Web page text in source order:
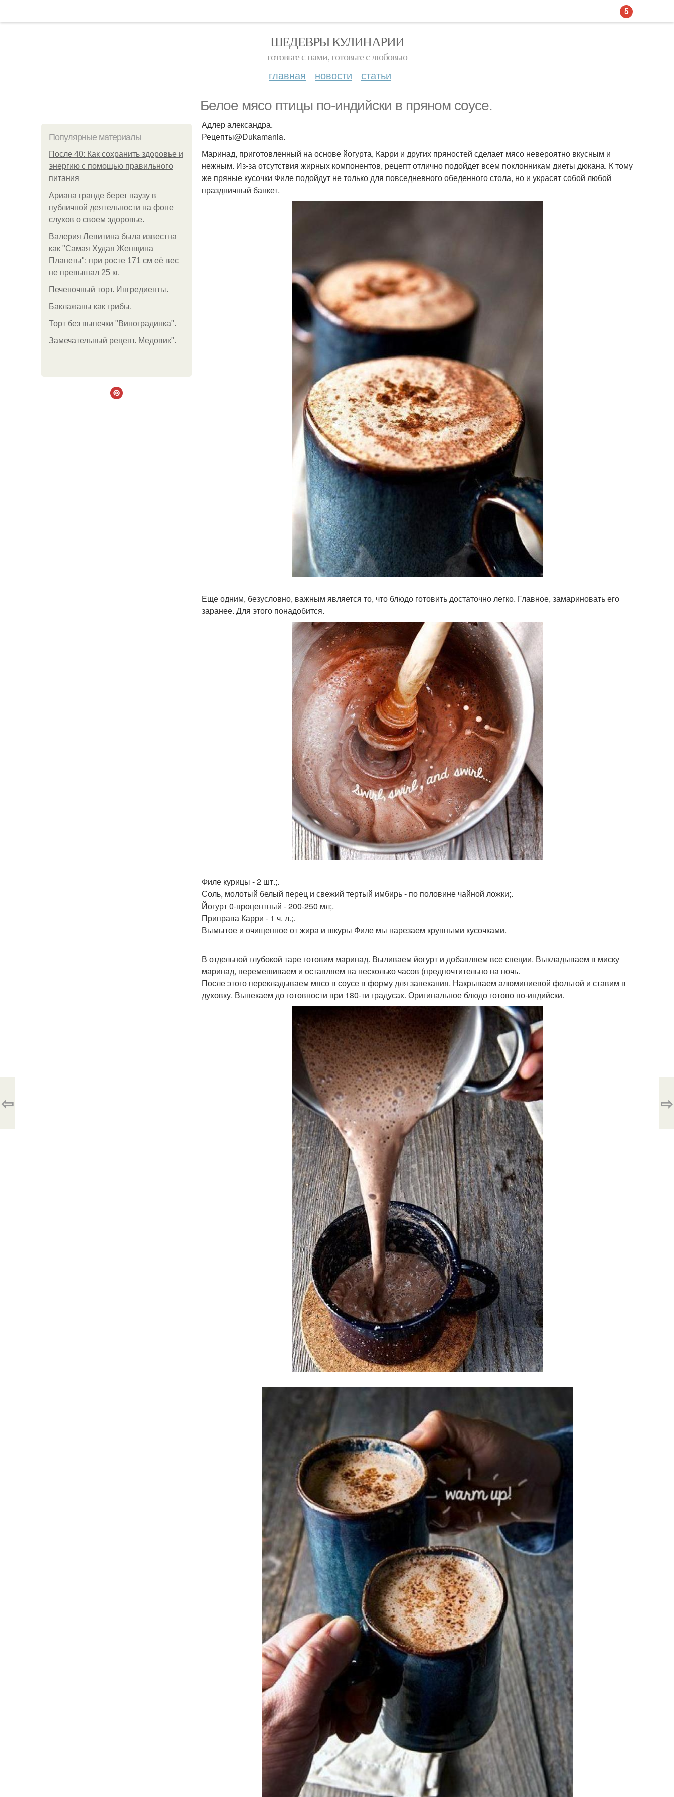
ШЕДЕВРЫ КУЛИНАРИИ
готовьте с нами, готовьте с любовью
главная новости статьи
Белое мясо птицы по-индийски в пряном соусе.
Популярные материалы
После 40: Как сохранить здоровье и
энергию с помощью правильного
питания
Ариана гранде берет паузу в
публичной деятельности на фоне
слухов о своем здоровье.
Валерия Левитина была известна
как "Самая Худая Женщина
Планеты": при росте 171 см её вес
не превышал 25 кг.
Печеночный торт. Ингредиенты.
Баклажаны как грибы.
Торт без выпечки "Виноградинка".
Замечательный рецепт. Медовик".
Адлер александра.
Рецепты@Dukamania.
Маринад, приготовленный на основе йогурта, Карри и других пряностей сделает мясо невероятно вкусным и
нежным. Из-за отсутствия жирных компонентов, рецепт отлично подойдет всем поклонникам диеты дюкана. К тому
же пряные кусочки Филе подойдут не только для повседневного обеденного стола, но и украсят собой любой
праздничный банкет.
Еще одним, безусловно, важным является то, что блюдо готовить достаточно легко. Главное, замариновать его
заранее. Для этого понадобится.
Филе курицы - 2 шт.;.
Соль, молотый белый перец и свежий тертый имбирь - по половине чайной ложки;.
Йогурт 0-процентный - 200-250 мл;.
Приправа Карри - 1 ч. л.;.
Вымытое и очищенное от жира и шкуры Филе мы нарезаем крупными кусочками.
В отдельной глубокой таре готовим маринад. Выливаем йогурт и добавляем все специи. Выкладываем в миску
маринад, перемешиваем и оставляем на несколько часов (предпочтительно на ночь.
После этого перекладываем мясо в соусе в форму для запекания. Накрываем алюминиевой фольгой и ставим в
духовку. Выпекаем до готовности при 180-ти градусах. Оригинальное блюдо готово по-индийски.
⇦ ⇨
5